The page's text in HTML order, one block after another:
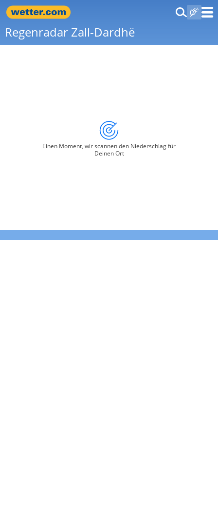
Regenradar Zall-Dardhë
Einen Moment, wir scannen den Niederschlag für
Deinen Ort